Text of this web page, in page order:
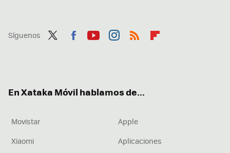
Síguenos
En Xataka Móvil hablamos de...
Movistar
Apple
Xiaomi
Aplicaciones